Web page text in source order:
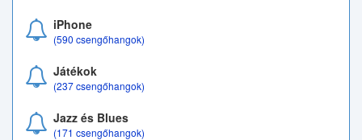
iPhone
(590 csengőhangok)
Játékok
(237 csengőhangok)
Jazz és Blues
(171 csengőhangok)